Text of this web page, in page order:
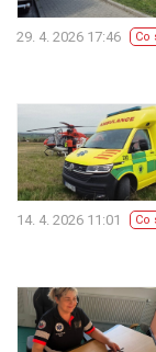
29. 4. 2026 17:46 Co
14. 4. 2026 11:01 Co